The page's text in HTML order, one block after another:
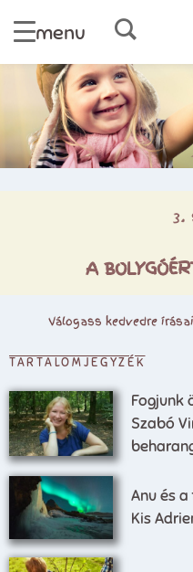
menu
3.
A
Válogass kedvedre
TARTALOMJEGYZÉK
Fogjunk
Szabó
Anu és
Kis